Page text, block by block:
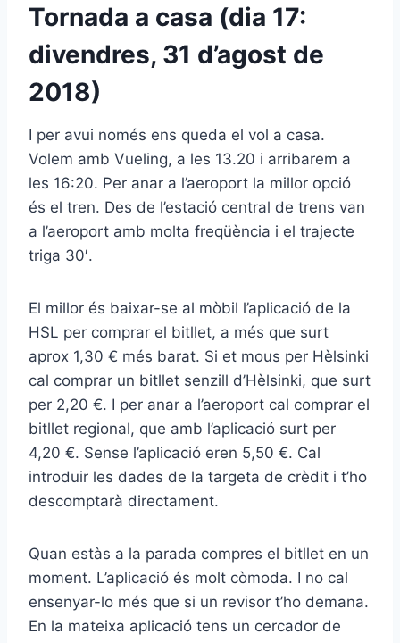
Tornada a casa (dia 17:
divendres, 31 d’agost de
2018)
I per avui només ens queda el vol a casa.
Volem amb Vueling, a les 13.20 i arribarem a
les 16:20. Per anar a l’aeroport la millor opció
és el tren. Des de l’estació central de trens van
a l’aeroport amb molta freqüència i el trajecte
triga 30′.
El millor és baixar-se al mòbil l’aplicació de la
HSL per comprar el bitllet, a més que surt
aprox 1,30 € més barat. Si et mous per Hèlsinki
cal comprar un bitllet senzill d’Hèlsinki, que surt
per 2,20 €. I per anar a l’aeroport cal comprar el
bitllet regional, que amb l’aplicació surt per
4,20 €. Sense l’aplicació eren 5,50 €. Cal
introduir les dades de la targeta de crèdit i t’ho
descomptarà directament.
Quan estàs a la parada compres el bitllet en un
moment. L’aplicació és molt còmoda. I no cal
ensenyar-lo més que si un revisor t’ho demana.
En la mateixa aplicació tens un cercador de